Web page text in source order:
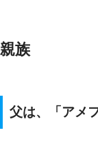
親族
父は、「アメ